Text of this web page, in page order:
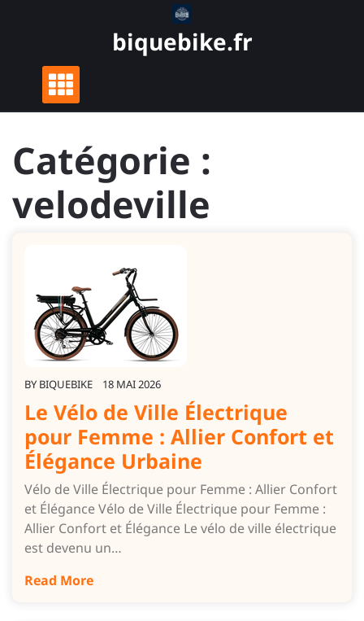
biquebike.fr
Catégorie :
velodeville
BY BIQUEBIKE 18 MAI 2026
Le Vélo de Ville Électrique
pour Femme : Allier Confort et
Élégance Urbaine
Vélo de Ville Électrique pour Femme : Allier Confort
et Élégance Vélo de Ville Électrique pour Femme :
Allier Confort et Élégance Le vélo de ville électrique
est devenu un…
Read More